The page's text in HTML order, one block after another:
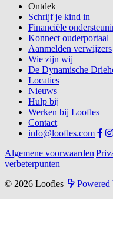
Ontdek
Schrijf je kind in
Financiële
Konnect ouderportaal
Aanmelden verwijzers
Wie zijn wij
De Dynamische
Locaties
Nieuws
Hulp bij
Werken bij Loofles
Contact
info@loofles.com
Algemene voorwaarden|
verbeterpunten
© 2026 Loofles | Powered